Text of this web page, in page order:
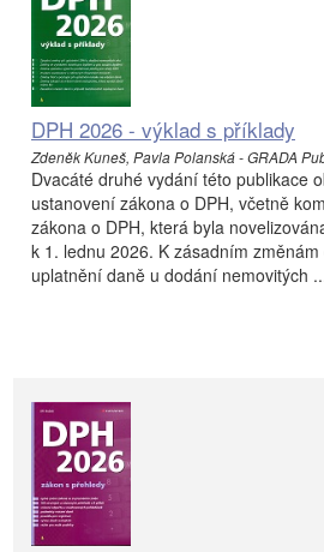
DPH 2026 - výklad s příklady
Zdeněk Kuneš, Pavla Polanská - GRADA
Dvacáté druhé vydání této publikace
ustanovení zákona o DPH, včetně
zákona o DPH, která byla
k 1. lednu 2026. K zásadním
uplatnění daně u dodání nemovitých